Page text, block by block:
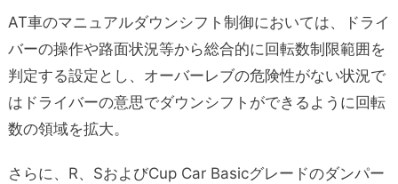
AT車のマニュアルダウンシフト制御においては、ドライ
バーの操作や路面状況等から総合的に回転数制限範囲を
判定する設定とし、オーバーレブの危険性がない状況で
はドライバーの意思でダウンシフトができるように回転
数の領域を拡大。
さらに、R、SおよびCup Car Basicグレードのダンパー